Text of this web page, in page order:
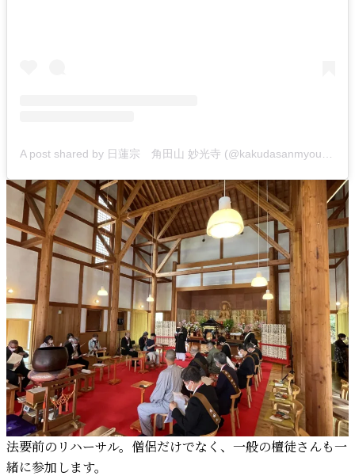
A post shared by 日蓮宗 角田山 妙光寺 (@kakudasanmyoukouji)
法要前のリハーサル。僧侶だけでなく、一般の檀徒さんも一
緒に参加します。